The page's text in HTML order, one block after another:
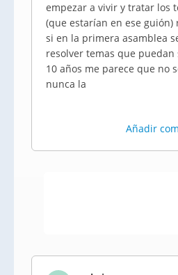
empezar a vivir y tratar los
(que estarían en ese guión)
si en la primera asamblea
resolver temas que
10 años me parece que no
nunca la
Añadir